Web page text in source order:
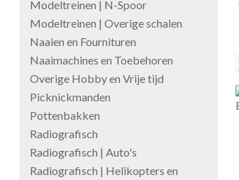
Modeltreinen | N-Spoor
Modeltreinen | Overige schalen
Naaien en Fournituren
Naaimachines en Toebehoren
Overige Hobby en Vrije tijd
Picknickmanden
Pottenbakken
Radiografisch
Radiografisch | Auto's
Radiografisch | Helikopters en